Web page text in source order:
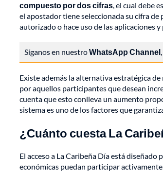
compuesto por dos cifras, el cual debe
el apostador tiene seleccionada su cifra
autorizado o hace uso de las aplicaciones
Síganos en nuestroWhatsApp Channel
Existe además la alternativa estratégica
por aquellos participantes que desean
cuenta que esto conlleva un aumento
sistema es uno de los factores que
¿Cuánto cuesta La
El acceso a La Caribeña Día está
económicas puedan participar